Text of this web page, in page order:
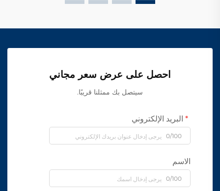
احصل على عرض سعر مجاني
سيتصل بك ممثلنا قريبًا.
البريد الإلكتروني
0/100
الاسم
0/100